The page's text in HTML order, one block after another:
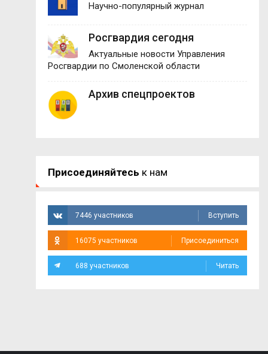
Научно-популярный журнал
Росгвардия сегодня
Актуальные новости Управления
Росгвардии по Смоленской области
Архив спецпроектов
Присоединяйтесь к нам
7446 участников Вступить
16075 участников Присоединиться
688 участников Читать